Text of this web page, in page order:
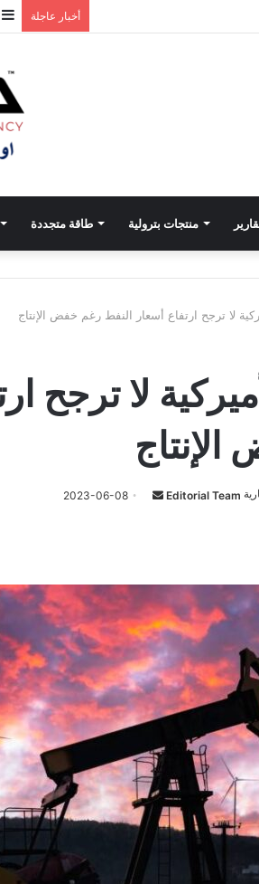
أخبار عاجلة
طاقة متجددة منتجات بترولية
لا ترجح ارتفاع أسعار النفط رغم خفض الإنتاج
لا ترجح
Editorial Team
ب
ر
ي
ا
إ
ل
ت
ر
و
2023-06-08